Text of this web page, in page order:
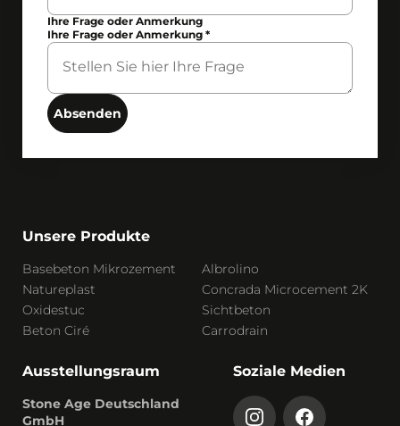
Ihre Frage oder Anmerkung
Ihre Frage oder Anmerkung*
Absenden
Unsere Produkte
Basebeton Mikrozement
Albrolino
Natureplast
Concrada Microcement 2K
Oxidestuc
Sichtbeton
Beton Ciré
Carrodrain
Ausstellungsraum
Stone Age Deutschland
GmbH
Soziale Medien